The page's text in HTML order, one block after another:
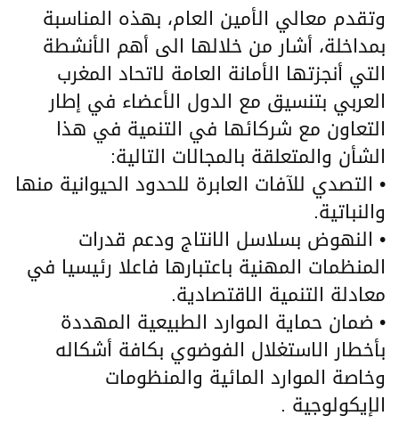
وتقدم معالي الأمين العام، بهذه المناسبة
بمداخلة، أشار من خلالها الى أهم الأنشطة
التي أنجزتها الأمانة العامة لاتحاد المغرب
العربي بتنسيق مع الدول الأعضاء في إطار
التعاون مع شركائها في التنمية في هذا
الشأن والمتعلقة بالمجالات التالية:
• التصدي للآفات العابرة للحدود الحيوانية منها
والنباتية.
• النهوض بسلاسل الانتاج ودعم قدرات
المنظمات المهنية باعتبارها فاعلا رئيسيا في
معادلة التنمية الاقتصادية.
• ضمان حماية الموارد الطبيعية المهددة
بأخطار الاستغلال الفوضوي بكافة أشكاله
وخاصة الموارد المائية والمنظومات
الإيكولوجية .